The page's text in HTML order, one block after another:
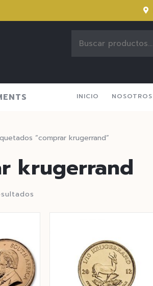
INICIO NOSOTROS
“comprar krugerrand”
krugerrand